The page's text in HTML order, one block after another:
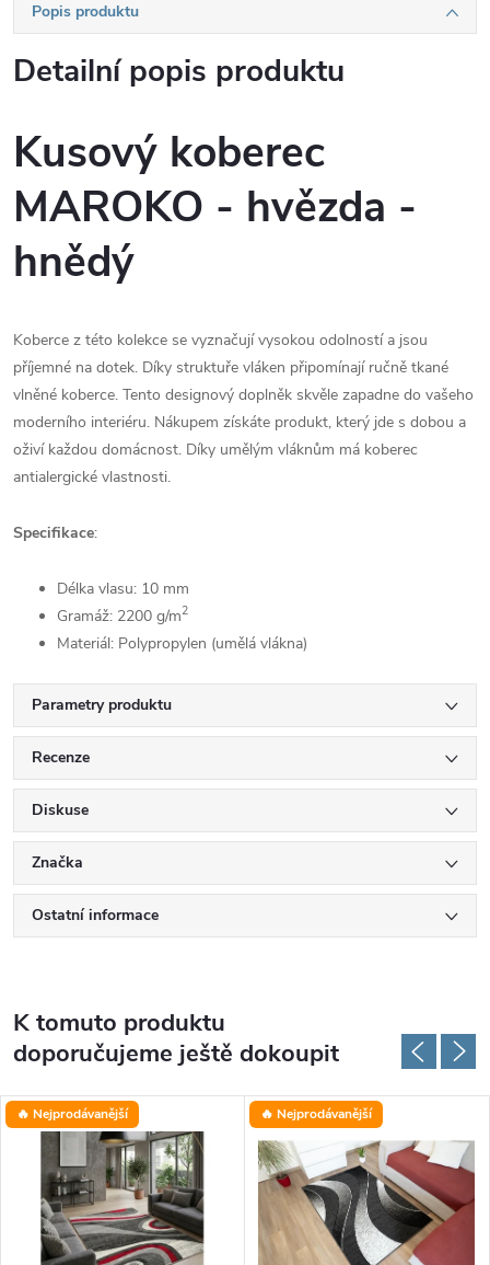
Popis produktu
Detailní popis produktu
Kusový koberec
MAROKO - hvězda -
hnědý
Koberce z této kolekce se vyznačují vysokou odolností a jsou
příjemné na dotek. Díky struktuře vláken připomínají ručně tkané
vlněné koberce. Tento designový doplněk skvěle zapadne do vašeho
moderního interiéru. Nákupem získáte produkt, který jde s dobou a
oživí každou domácnost. Díky umělým vláknům má koberec
antialergické vlastnosti.
Specifikace:
Délka vlasu: 10 mm
Gramáž: 2200 g/m2
Materiál: Polypropylen (umělá vlákna)
Parametry produktu
Recenze
Diskuse
Značka
Ostatní informace
K tomuto produktu
doporučujeme ještě dokoupit
🔥 Nejprodávanější 🔥 Nejprodávanější